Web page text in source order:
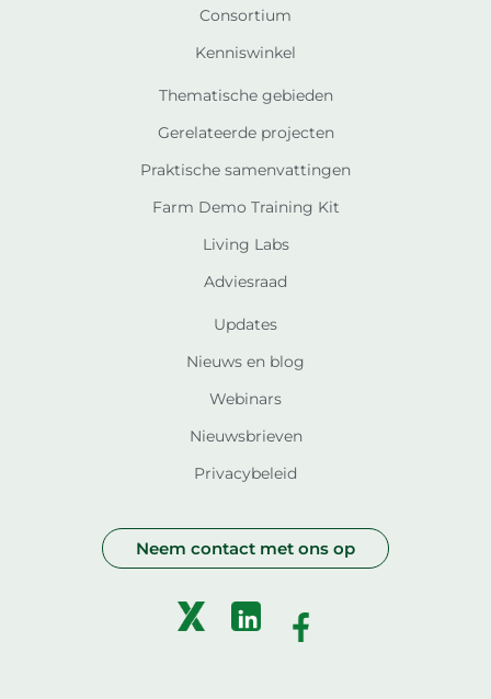
Consortium
Kenniswinkel
Thematische gebieden
Gerelateerde projecten
Praktische samenvattingen
Farm Demo Training Kit
Living Labs
Adviesraad
Updates
Nieuws en blog
Webinars
Nieuwsbrieven
Privacybeleid
Neem contact met ons op